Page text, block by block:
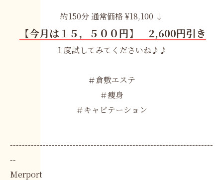
約150分 通常価格 ¥18,100 ↓
【今月は１５，５００円】 2,600円引き
１度試してみてくださいね♪♪
＃倉敷エステ
＃痩身
＃キャビテーション
--------------------------------------------------------------------
--
Merport